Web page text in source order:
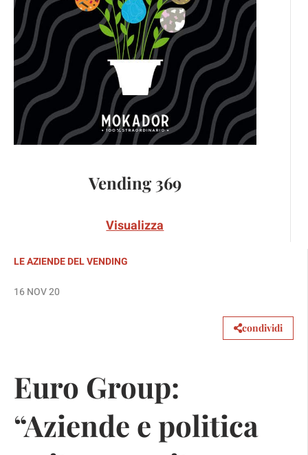
Vending 369
Visualizza
LE AZIENDE DEL VENDING
16 NOV 20
condividi
Euro Group:
“Aziende e politica